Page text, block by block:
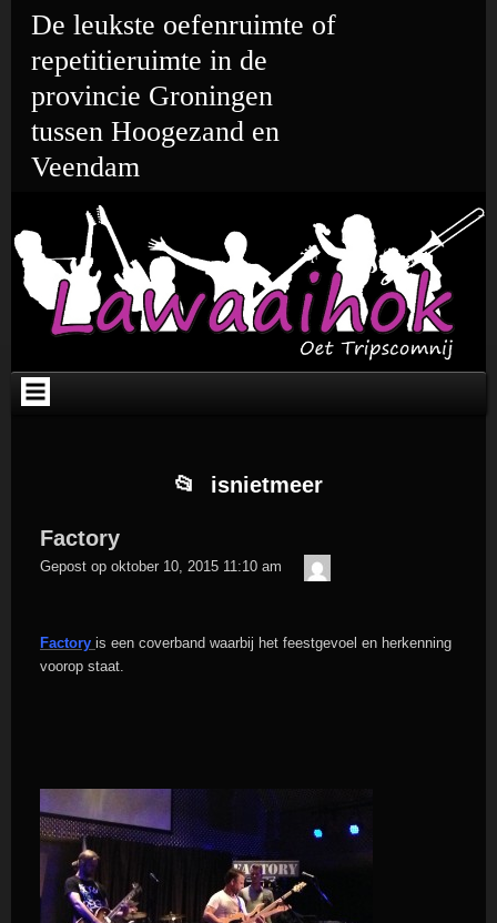
naar
inhoud
to
3
to
2
to
3
to
2
to
2
De leukste oefenruimte of
repetitieruimte in de
provincie Groningen
tussen Hoogezand en
Veendam
isnietmeer
Factory
Gepost op oktober 10, 2015 11:10 am
Factory is een coverband waarbij het feestgevoel en herkenning
voorop staat.